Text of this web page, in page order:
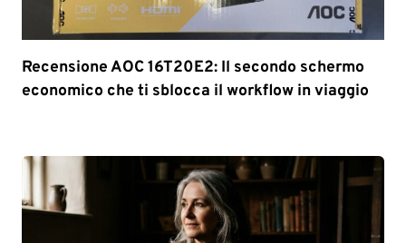
Recensione AOC 16T20E2: Il secondo schermo
economico che ti sblocca il workflow in viaggio